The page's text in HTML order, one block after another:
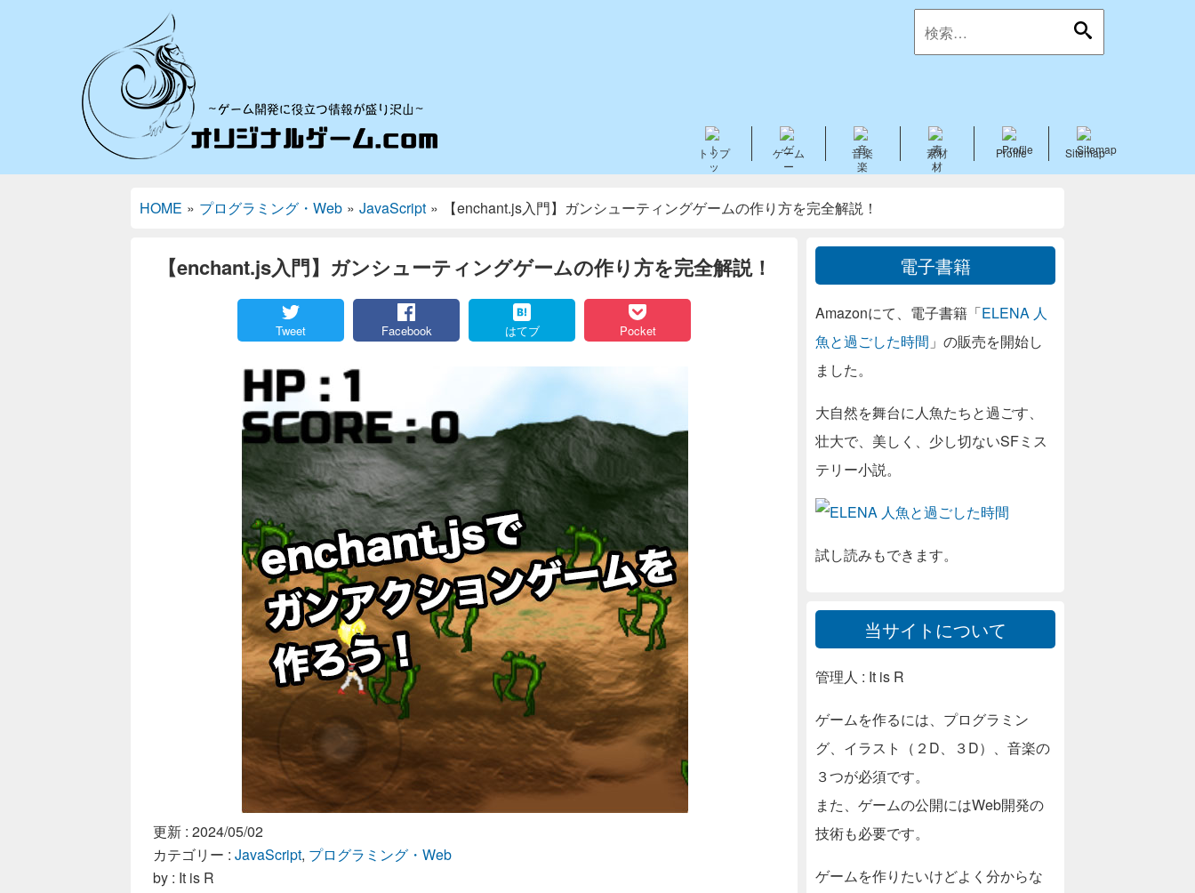
トップ ゲーム 音楽 素材 Profile Sitemap
HOME » プログラミング・Web » JavaScript » 【enchant.js入門】ガンシューティングゲームの作り方を完全解説！
【enchant.js入門】ガンシューティングゲームの作り方を完全解説！
Tweet Facebook はてブ Pocket
更新 : 2024/05/02
カテゴリー : JavaScript, プログラミング・Web
by : It is R
電子書籍
Amazonにて、電子書籍「ELENA 人
魚と過ごした時間 」の販売を開始し
ました。
大自然を舞台に人魚たちと過ごす、
壮大で、美しく、少し切ないSFミス
テリー小説。
試し読みもできます。
当サイトについて
管理人 : It is R
ゲームを作るには、プログラミン
グ、イラスト（２D、３D）、音楽の
３つが必須です。
また、ゲームの公開にはWeb開発の
技術も必要です。
ゲームを作りたいけどよく分からな